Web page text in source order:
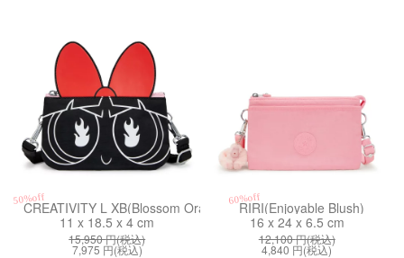
50%off
CREATIVITY L XB(Blossom Orange)
11 x 18.5 x 4 cm
15,950円(税込)
7,975 円(税込)
60%off
RIRI(Enjoyable Blush)
16 x 24 x 6.5 cm
12,100円(税込)
4,840 円(税込)